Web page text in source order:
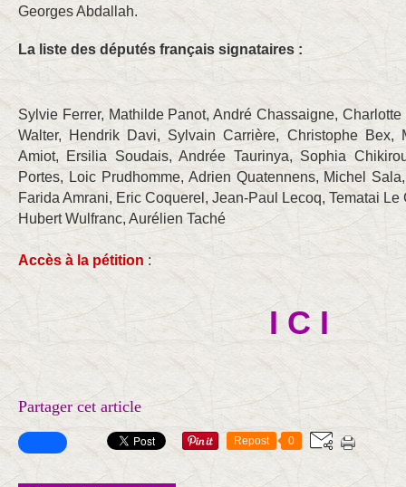
Georges Abdallah.
La liste des députés français signataires :
Sylvie Ferrer, Mathilde Panot, André Chassaigne,
Walter, Hendrik Davi, Sylvain Carrière, Christophe Bex,
Amiot, Ersilia Soudais, Andrée Taurinya, Sophia
Portes, Loic Prudhomme, Adrien Quatennens, Michel
Farida Amrani, Eric Coquerel, Jean-Paul Lecoq, Tematai
Hubert Wulfranc, Aurélien Taché
Accès à la pétition :
I C I
Partager cet article
Repost 0